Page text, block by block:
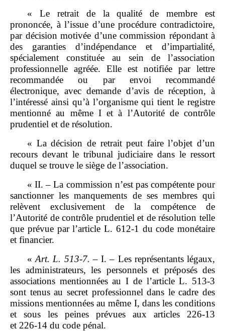
« Le retrait de la qualité de membre est
prononcée, à l’issue d’une procédure contradictoire,
par décision motivée d’une commission répondant à
des garanties d’indépendance et d’impartialité,
spécialement constituée au sein de l’association
professionnelle agréée. Elle est notifiée par lettre
recommandée ou par envoi recommandé
électronique, avec demande d’avis de réception, à
l’intéressé ainsi qu’à l’organisme qui tient le registre
mentionné au même I et à l’Autorité de contrôle
prudentiel et de résolution.
« La décision de retrait peut faire l’objet d’un
recours devant le tribunal judiciaire dans le ressort
duquel se trouve le siège de l’association.
« II. – La commission n’est pas compétente pour
sanctionner les manquements de ses membres qui
relèvent exclusivement de la compétence de
l’Autorité de contrôle prudentiel et de résolution telle
que prévue par l’article L. 612‑1 du code monétaire
et financier.
«Art. L. 513‑7. – I. – Les représentants légaux,
les administrateurs, les personnels et préposés des
associations mentionnées au I de l’article L. 513‑3
sont tenus au secret professionnel dans le cadre des
missions mentionnées au même I, dans les conditions
et sous les peines prévues aux articles 226‑13
et 226‑14 du code pénal.